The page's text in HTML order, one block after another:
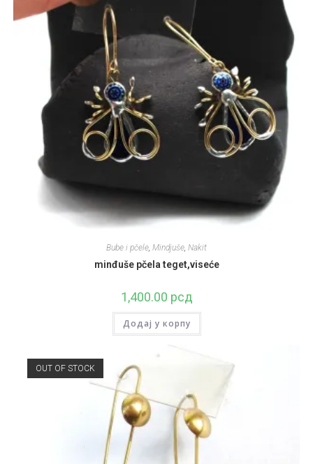
Bube i pčele, Mindjuše, Nakit
minđuše pčela teget,viseće
1,400.00 рсд
Додај у корпу
OUT OF STOCK